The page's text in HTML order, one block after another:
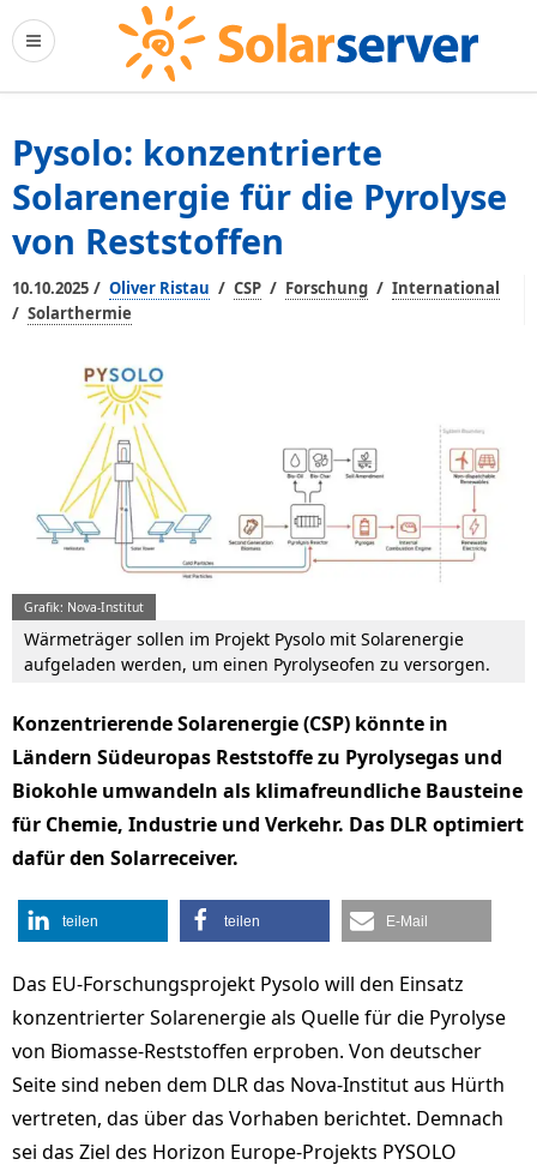
Pysolo: konzentrierte
Solarenergie für die Pyrolyse
von Reststoffen
10.10.2025 / Oliver Ristau / CSP / Forschung / International
/ Solarthermie
Grafik: Nova-Institut
Wärmeträger sollen im Projekt Pysolo mit Solarenergie
aufgeladen werden, um einen Pyrolyseofen zu versorgen.
Konzentrierende Solarenergie (CSP) könnte in
Ländern Südeuropas Reststoffe zu Pyrolysegas und
Biokohle umwandeln als klimafreundliche Bausteine
für Chemie, Industrie und Verkehr. Das DLR optimiert
dafür den Solarreceiver.
teilen teilen E-Mail
Das EU-Forschungsprojekt Pysolo will den Einsatz
konzentrierter Solarenergie als Quelle für die Pyrolyse
von Biomasse-Reststoffen erproben. Von deutscher
Seite sind neben dem DLR das Nova-Institut aus Hürth
vertreten, das über das Vorhaben berichtet. Demnach
sei das Ziel des Horizon Europe-Projekts PYSOLO